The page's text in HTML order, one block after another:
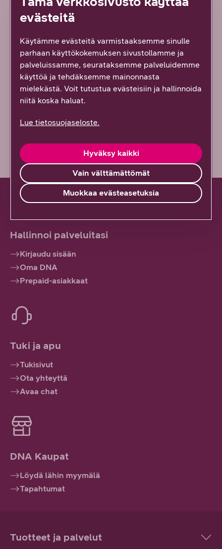
Palautteesi on tärkeää!
vastausta
Kyllä löysin
Osittain
En lainkaan
Vähän epäselvää
Hallinnoi palveluitasi
Kirjaudu sisään
Oma DNA
Prepaid-asiakkaat
Tuki ja apu
Tukisivut
Ota yhteyttä
Avaa chat
DNA Kaupat
Löydä lähin myymälä
Tapahtumat
Tuotteet ja palvelut
evästeitä
Käytämme evästeitä varmistaaksemme sinulle
parhaan käyttökokemuksen sivustollamme ja
palveluissamme, seurataksemme palveluidemme
käyttöä ja tehdäksemme mainonnasta
mielekästä. Voit tutustua evästeisiin ja hallinnoida
niitä koska haluat.
Lue tietosuojaseloste.
Vain välttämättömät
Hyväksy kaikki
Muokkaa evästeasetuksia